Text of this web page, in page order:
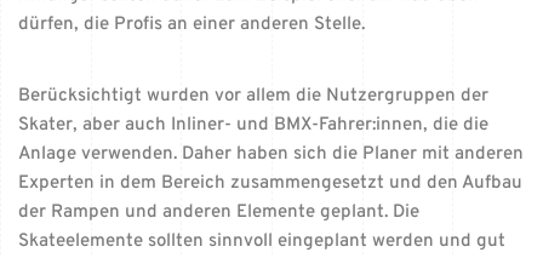
dürfen, die Profis an einer anderen Stelle.
Berücksichtigt wurden vor allem die Nutzergruppen der
Skater, aber auch Inliner- und BMX-Fahrer:innen, die die
Anlage verwenden. Daher haben sich die Planer mit anderen
Experten in dem Bereich zusammengesetzt und den Aufbau
der Rampen und anderen Elemente geplant. Die
Skateelemente sollten sinnvoll eingeplant werden und gut